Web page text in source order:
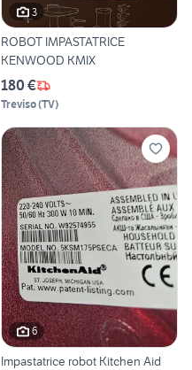
3
ROBOT IMPASTATRICE
KENWOOD KMIX
180 €
Treviso(TV)
6
Impastatrice robot Kitchen Aid